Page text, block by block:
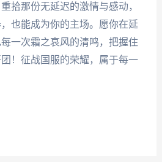
拾那份无延迟的激情与感动，
也能成为你的主场。愿你在延
一次霜之哀风的清鸣，把握住
！征战国服的荣耀，属于每一